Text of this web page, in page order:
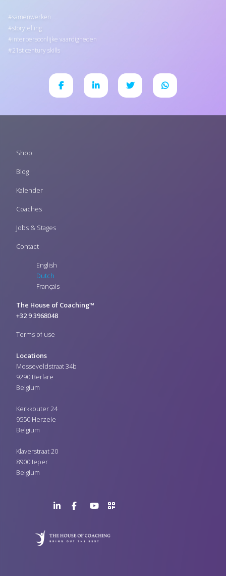
samenwerken
storytelling
interpersoonlijke vaardigheden
21st century skills
Footer
Shop
Blog
Kalender
Coaches
Jobs & Stages
Contact
English
Dutch
Français
The House of Coaching™
+32 9 3968048
Terms of use
Locations
Mosseveldstraat 34b
9290 Berlare
Belgium
Kerkkouter 24
9550 Herzele
Belgium
Klaverstraat 20
8900 Ieper
Belgium
PagePageChannel
QR